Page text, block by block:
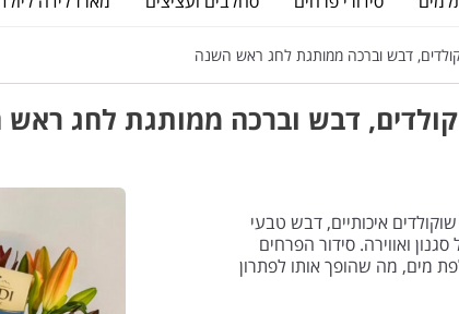
דבש וברכה ממותגת לחג ראש השנה
דבש וברכה ממותגת לחג
איכותיים, דבש טבעי
ואווירה. סידור הפרחים
מים, מה שהופך אותו לפתרון